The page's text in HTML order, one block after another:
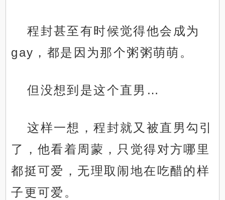
程封甚至有时候觉得他会成为
gay，都是因为那个粥粥萌萌。
但没想到是这个直男…
这样一想，程封就又被直男勾引
了，他看着周蒙，只觉得对方哪里
都挺可爱，无理取闹地在吃醋的样
子更可爱。